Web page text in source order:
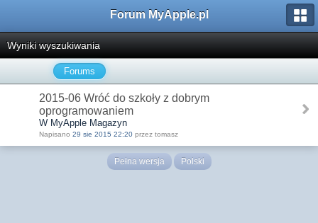
Forum MyApple.pl
Wyniki wyszukiwania
Forums
2015-06 Wróć do szkoły z dobrym
oprogramowaniem
W MyApple Magazyn
Napisano 29 sie 2015 22:20 przez tomasz
Pełna wersja Polski